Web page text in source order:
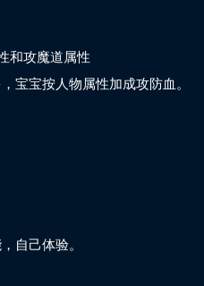
和攻魔道属性
宝宝按人物属性加成攻防血。
自己体验。